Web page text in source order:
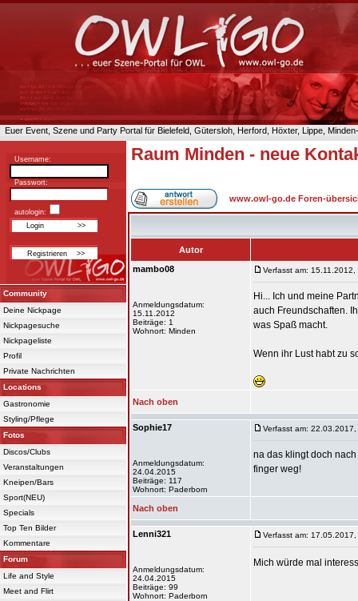
Euer Event, Szene und Party Portal für Bielefeld, Gütersloh, Herford, Höxter, Lippe,
Username:
Passwort:
autologin:
Community
Deine Nickpage
Nickpagesuche
Nickpageliste
Profil
Private Nachrichten
Locations
Gastronomie
Styling/Pflege
Fotos
Discos/Clubs
Veranstaltungen
Kneipen/Bars
Sport(NEU)
Specials
Top Ten Bilder
Kommentare
Forum
Life and Style
Meet and Flirt
Raum Minden - neue
www.owl-go.de Foren-
Autor
mambo08
Anmeldungsdatum:
15.11.2012
Beiträge: 1
Wohnort: Minden
Verfasst am: 15.11.2012,
Hi... Ich und meine
auch Freundschaften.
was Spaß macht.
Wenn ihr Lust habt zu
Nach oben
Sophie17
Anmeldungsdatum:
24.04.2015
Beiträge: 117
Wohnort: Paderborn
Verfasst am:
na das klingt doch
finger weg!
Nach oben
Lenni321
Anmeldungsdatum:
24.04.2015
Beiträge: 99
Wohnort: Paderborn
Verfasst am:
Mich würde mal